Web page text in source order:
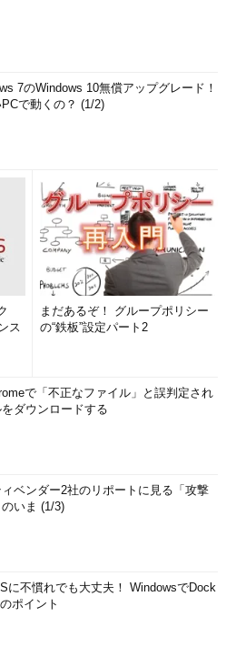
7のWindows 10無償アップグレード！
で動くの？ (1/2)
ス
まだあるぞ！ グループポリシー
の“鉄板”設定パート2
で「不正なファイル」と誤判定され
ダウンロードする
ベンダー2社のリポートに見る「攻撃
いま (1/3)
に不慣れでも大丈夫！ WindowsでDock
ポイント